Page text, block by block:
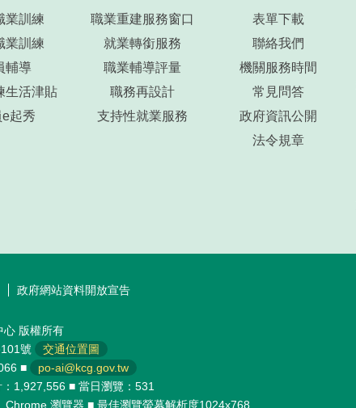
業訓練
業訓練
輔導
生活津貼
起秀
職業重建服務窗口
就業轉銜服務
職業輔導評量
職務再設計
支持性就業服務
表單下載
聯絡我們
機關服務時間
常見問答
政府資訊公開
法令規章
政府網站資料開放宣告
心 版權所有
號
交通位置圖
■
po-ai@kcg.gov.tw
1,927,556 ■ 當日瀏覽：531
瀏覽器 ■ 最佳瀏覽螢幕解析度1024x768